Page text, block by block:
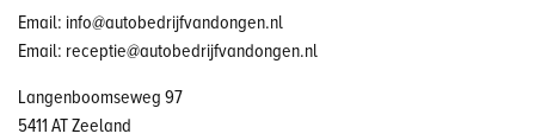
Email: info@autobedrijfvandongen.nl
Email: receptie@autobedrijfvandongen.nl
Langenboomseweg 97
5411 AT Zeeland